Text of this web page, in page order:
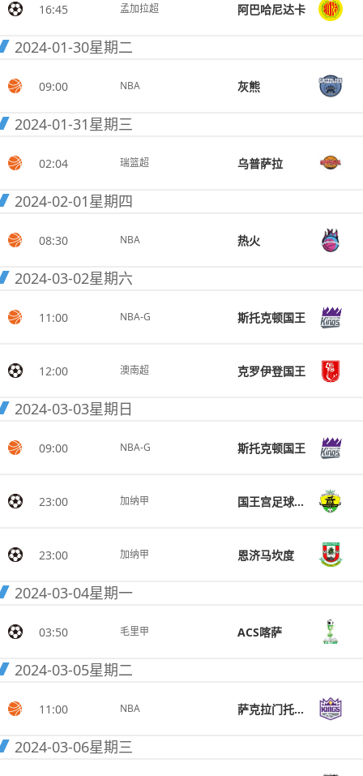
16:45 孟加拉超 阿巴哈尼达卡
2024-01-30星期二
09:00 NBA 灰熊
2024-01-31星期三
02:04 瑞篮超 乌普萨拉
2024-02-01星期四
08:30 NBA 热火
2024-03-02星期六
11:00 NBA-G 斯托克顿国王
12:00 澳南超 克罗伊登国王
2024-03-03星期日
09:00 NBA-G 斯托克顿国王
23:00 加纳甲 国王宫足球俱乐部
23:00 加纳甲 恩济马坎度
2024-03-04星期一
03:50 毛里甲 ACS喀萨
2024-03-05星期二
11:00 NBA 萨克拉门托国王
2024-03-06星期三